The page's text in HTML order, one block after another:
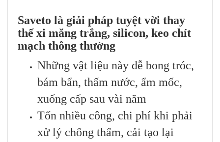
Saveto là giải pháp tuyệt vời thay
thế xi măng trắng, silicon, keo chít
mạch thông thường
Những vật liệu này dễ bong tróc,
bám bẩn, thấm nước, ẩm mốc,
xuống cấp sau vài năm
Tốn nhiều công, chi phí khi phải
xử lý chống thấm, cải tạo lại